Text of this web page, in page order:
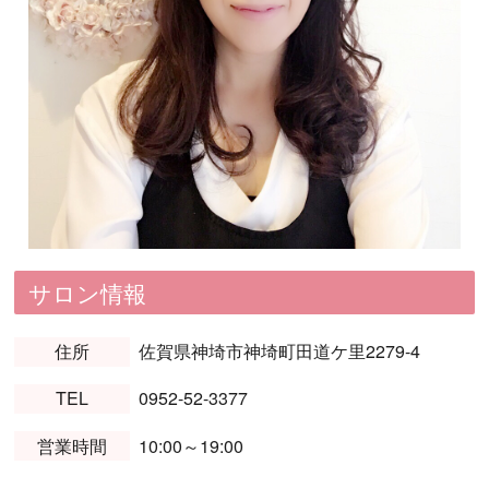
サロン情報
住所
佐賀県神埼市神埼町田道ケ里2279-4
TEL
0952-52-3377
営業時間
10:00～19:00